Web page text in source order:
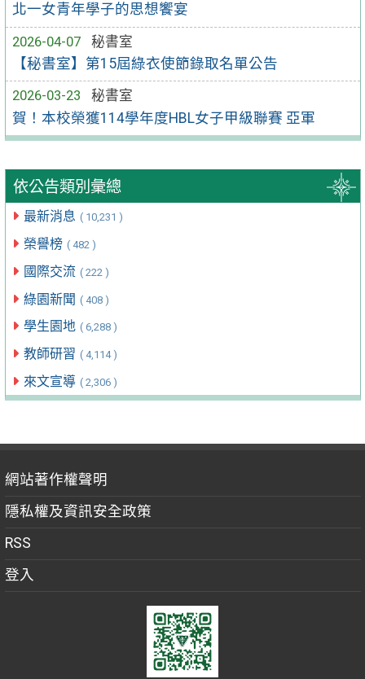
北一女青年學子的思想饗宴
2026-04-07
秘書室
【秘書室】第15屆綠衣使節錄取名單公告
2026-03-23
秘書室
賀！本校榮獲114學年度HBL女子甲級聯賽 亞軍
依公告類別彙總
最新消息 ( 10,231 )
榮譽榜 ( 482 )
國際交流 ( 222 )
綠園新聞 ( 408 )
學生園地 ( 6,288 )
教師研習 ( 4,114 )
來文宣導 ( 2,306 )
網站著作權聲明
隱私權及資訊安全政策
RSS
登入